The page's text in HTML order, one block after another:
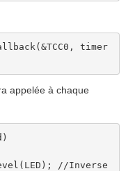
(&TCC0 ,
timer
appelée à chaque
)
( LED ) ; //Inverse